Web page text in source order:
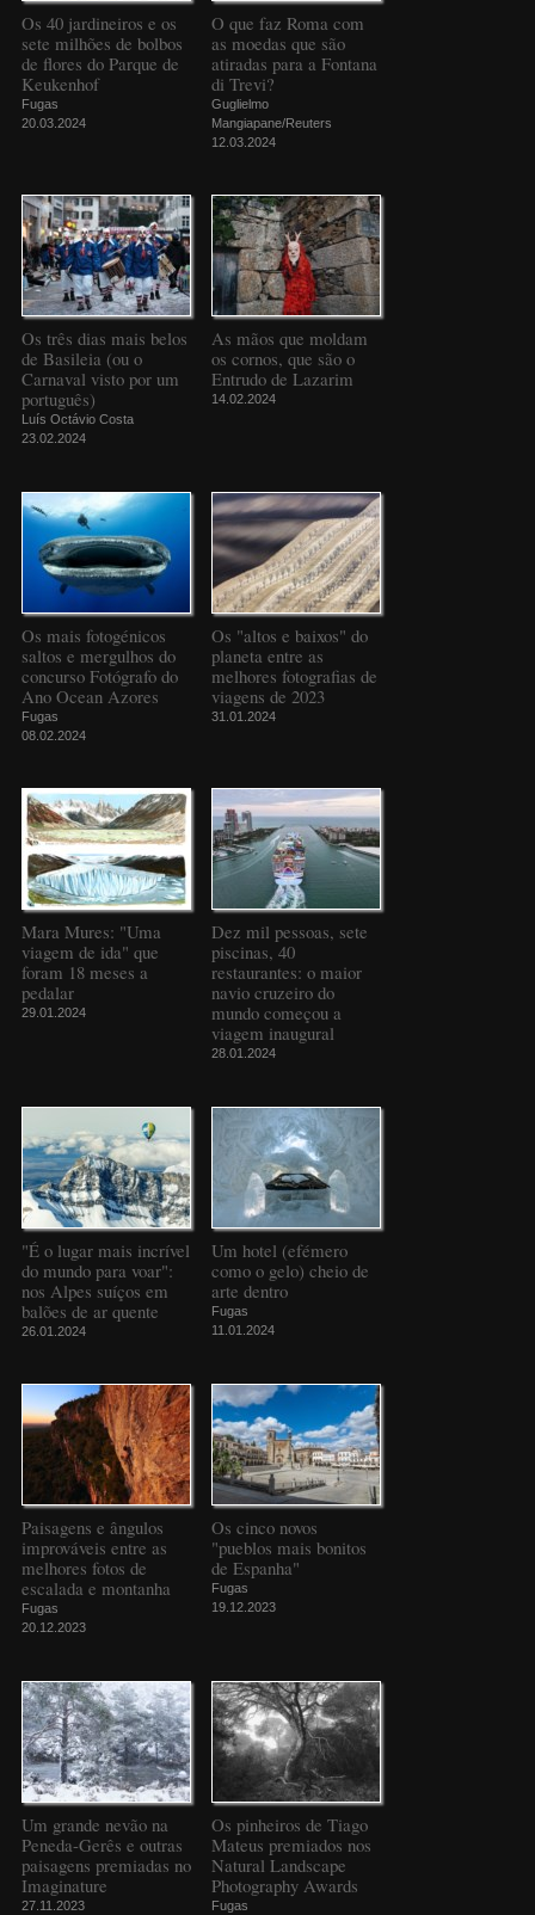
Os 40 jardineiros e os
sete milhões de bolbos
de flores do Parque de
Keukenhof
Fugas
20.03.2024
O que faz Roma com
as moedas que são
atiradas para a Fontana
di Trevi?
Guglielmo
Mangiapane/Reuters
12.03.2024
Os três dias mais belos
de Basileia (ou o
Carnaval visto por um
português)
Luís Octávio Costa
23.02.2024
As mãos que moldam
os cornos, que são o
Entrudo de Lazarim
14.02.2024
Os mais fotogénicos
saltos e mergulhos do
concurso Fotógrafo do
Ano Ocean Azores
Fugas
08.02.2024
Os "altos e baixos" do
planeta entre as
melhores fotografias de
viagens de 2023
31.01.2024
Mara Mures: "Uma
viagem de ida" que
foram 18 meses a
pedalar
29.01.2024
Dez mil pessoas, sete
piscinas, 40
restaurantes: o maior
navio cruzeiro do
mundo começou a
viagem inaugural
28.01.2024
"É o lugar mais incrível
do mundo para voar":
nos Alpes suíços em
balões de ar quente
26.01.2024
Um hotel (efémero
como o gelo) cheio de
arte dentro
Fugas
11.01.2024
Paisagens e ângulos
improváveis entre as
melhores fotos de
escalada e montanha
Fugas
20.12.2023
Os cinco novos
"pueblos mais bonitos
de Espanha"
Fugas
19.12.2023
Um grande nevão na
Peneda-Gerês e outras
paisagens premiadas no
Imaginature
27.11.2023
Os pinheiros de Tiago
Mateus premiados nos
Natural Landscape
Photography Awards
Fugas